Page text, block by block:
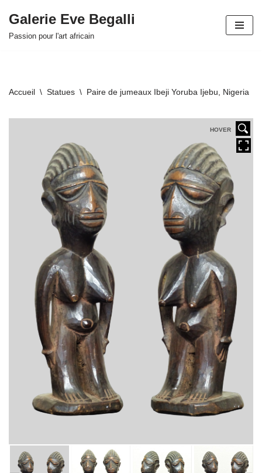
Aller
Galerie Eve Begalli
Passion pour l'art africain
Accueil \ Statues \ Paire de jumeaux Ibeji Yoruba Ijebu, Nigeria
HOVER